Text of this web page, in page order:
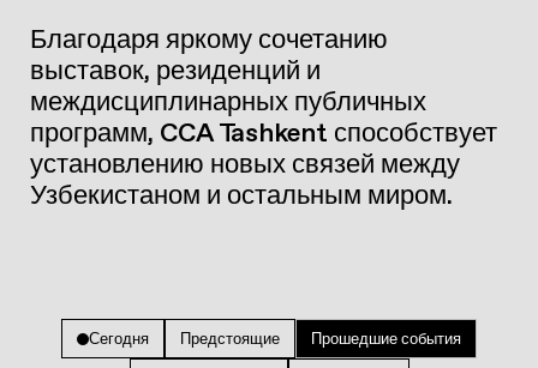
Благодаря яркому сочетанию
выставок, резиденций и
междисциплинарных публичных
программ, CCA Tashkent способствует
установлению новых связей между
Узбекистаном и остальным миром.
Сегодня Предстоящие Прошедшие события